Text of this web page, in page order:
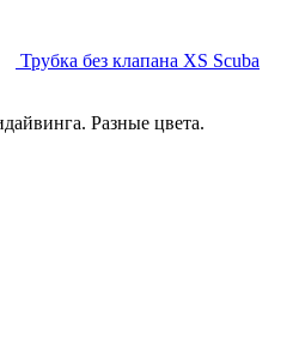
Трубка без клапана XS Scuba
Разные цвета.